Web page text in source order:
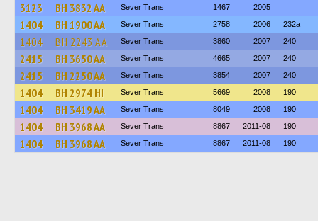
3123 BH 3832 AA Sever Trans 1467 2005
1404 BH 1900 AA Sever Trans 2758 2006 232а
1404 BH 2243 AA Sever Trans 3860 2007 240
2415 BH 3650 AA Sever Trans 4665 2007 240
2415 BH 2250 AA Sever Trans 3854 2007 240
1404 BH 2974 HI Sever Trans 5669 2008 190
1404 BH 3419 AA Sever Trans 8049 2008 190
1404 BH 3968 AA Sever Trans 8867 2011-08 190
1404 BH 3968 AA Sever Trans 8867 2011-08 190